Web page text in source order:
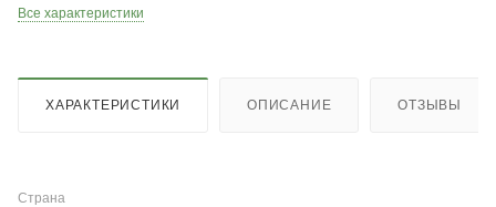
Все характеристики
ХАРАКТЕРИСТИКИ ОПИСАНИЕ ОТЗЫВЫ
Страна